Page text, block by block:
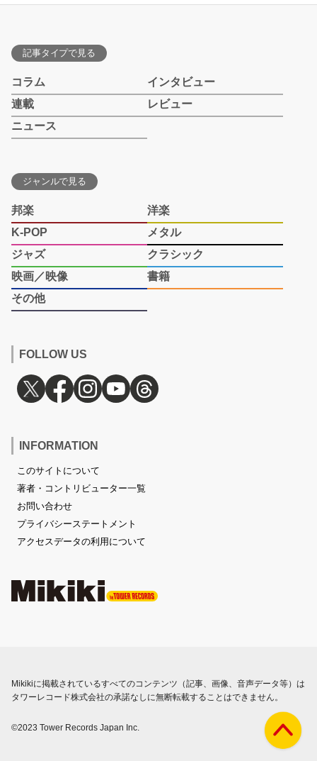
記事タイプで見る
コラム
インタビュー
連載
レビュー
ニュース
ジャンルで見る
邦楽
洋楽
K-POP
メタル
ジャズ
クラシック
映画／映像
書籍
その他
FOLLOW US
INFORMATION
このサイトについて
著者・コントリビューター一覧
お問い合わせ
プライバシーステートメント
アクセスデータの利用について
Mikikiに掲載されているすべてのコンテンツ（記事、画像、音声データ等）は
タワーレコード株式会社の承諾なしに無断転載することはできません。
©2023 Tower Records Japan Inc.